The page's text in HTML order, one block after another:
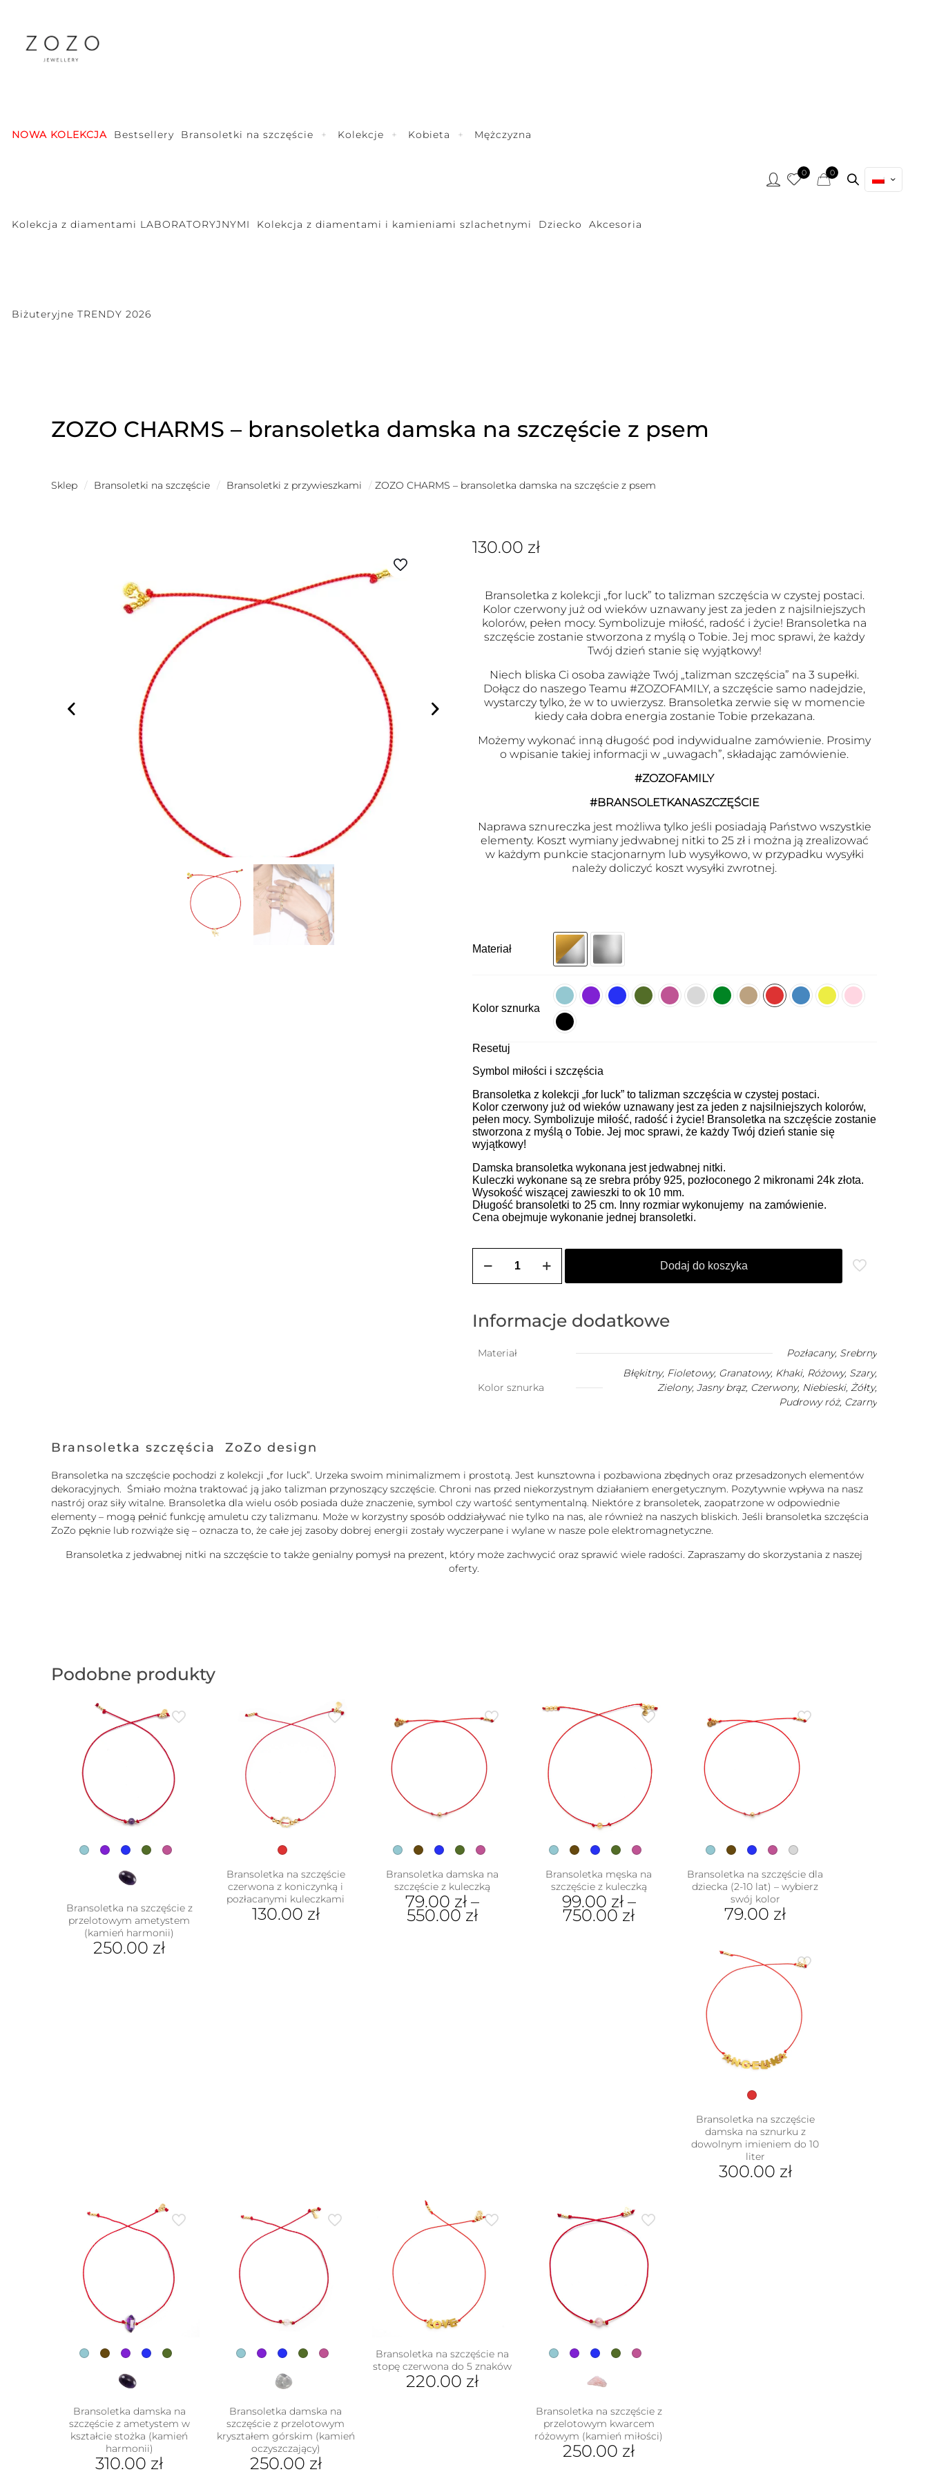
NOWA KOLEKCJA Bestsellery Bransoletki na szczęście Kolekcje Kobieta Mężczyzna
Kolekcja z diamentami LABORATORYJNYMI Kolekcja z diamentami i kamieniami szlachetnymi Dziecko Akcesoria
Biżuteryjne TRENDY 2026
0 0
ZOZO CHARMS – bransoletka damska na szczęście z psem
Sklep / Bransoletki na szczęście / Bransoletki z przywieszkami / ZOZO CHARMS – bransoletka damska na szczęście z psem
130.00 zł
Bransoletka z kolekcji „for luck” to talizman szczęścia w czystej postaci.
Kolor czerwony już od wieków uznawany jest za jeden z najsilniejszych
kolorów, pełen mocy. Symbolizuje miłość, radość i życie! Bransoletka na
szczęście zostanie stworzona z myślą o Tobie. Jej moc sprawi, że każdy
Twój dzień stanie się wyjątkowy!
Niech bliska Ci osoba zawiąże Twój „talizman szczęścia” na 3 supełki.
Dołącz do naszego Teamu #ZOZOFAMILY, a szczęście samo nadejdzie,
wystarczy tylko, że w to uwierzysz. Bransoletka zerwie się w momencie
kiedy cała dobra energia zostanie Tobie przekazana.
Możemy wykonać inną długość pod indywidualne zamówienie. Prosimy
o wpisanie takiej informacji w „uwagach”, składając zamówienie.
#ZOZOFAMILY
#BRANSOLETKANASZCZĘŚCIE
Naprawa sznureczka jest możliwa tylko jeśli posiadają Państwo wszystkie
elementy. Koszt wymiany jedwabnej nitki to 25 zł i można ją zrealizować
w każdym punkcie stacjonarnym lub wysyłkowo, w przypadku wysyłki
należy doliczyć koszt wysyłki zwrotnej.
Materiał
Kolor sznurka
Resetuj
Symbol miłości i szczęścia
Bransoletka z kolekcji „for luck” to talizman szczęścia w czystej postaci.
Kolor czerwony już od wieków uznawany jest za jeden z najsilniejszych kolorów,
pełen mocy. Symbolizuje miłość, radość i życie! Bransoletka na szczęście zostanie
stworzona z myślą o Tobie. Jej moc sprawi, że każdy Twój dzień stanie się
wyjątkowy!
Damska bransoletka wykonana jest jedwabnej nitki.
Kuleczki wykonane są ze srebra próby 925, pozłoconego 2 mikronami 24k złota.
Wysokość wiszącej zawieszki to ok 10 mm.
Długość bransoletki to 25 cm. Inny rozmiar wykonujemy na zamówienie.
Cena obejmuje wykonanie jednej bransoletki.
ZOZO
damska
na
Dodaj do koszyka
Informacje dodatkowe
Materiał Pozłacany, Srebrny
Kolor sznurka
Błękitny, Fioletowy, Granatowy, Khaki, Różowy, Szary,
Zielony, Jasny brąz, Czerwony, Niebieski, Żółty,
Pudrowy róż, Czarny
Bransoletka szczęścia ZoZo design
Bransoletka na szczęście pochodzi z kolekcji „for luck”. Urzeka swoim minimalizmem i prostotą. Jest kunsztowna i pozbawiona zbędnych oraz przesadzonych elementów
dekoracyjnych. Śmiało można traktować ją jako talizman przynoszący szczęście. Chroni nas przed niekorzystnym działaniem energetycznym. Pozytywnie wpływa na nasz
nastrój oraz siły witalne. Bransoletka dla wielu osób posiada duże znaczenie, symbol czy wartość sentymentalną. Niektóre z bransoletek, zaopatrzone w odpowiednie
elementy – mogą pełnić funkcję amuletu czy talizmanu. Może w korzystny sposób oddziaływać nie tylko na nas, ale również na naszych bliskich. Jeśli bransoletka szczęścia
ZoZo pęknie lub rozwiąże się – oznacza to, że całe jej zasoby dobrej energii zostały wyczerpane i wylane w nasze pole elektromagnetyczne.
Bransoletka z jedwabnej nitki na szczęście to także genialny pomysł na prezent, który może zachwycić oraz sprawić wiele radości. Zapraszamy do skorzystania z naszej
oferty.
Podobne produkty
Bransoletka na szczęście z
przelotowym ametystem
(kamień harmonii)
250.00 zł
Bransoletka na szczęście
czerwona z koniczynką i
pozłacanymi kuleczkami
130.00 zł
Bransoletka damska na
szczęście z kuleczką
79.00 zł –
550.00 zł
Bransoletka męska na
szczęście z kuleczką
99.00 zł–
750.00 zł
Bransoletka na szczęście dla
dziecka (2-10 lat) – wybierz
swój kolor
79.00 zł
ma
wiele
wariantów.
stronie
produktu
Bransoletka na szczęście
damska na sznurku z
dowolnym imieniem do 10
liter
300.00 zł
Bransoletka damska na
szczęście z ametystem w
kształcie stożka (kamień
harmonii)
310.00 zł
Bransoletka damska na
szczęście z przelotowym
kryształem górskim (kamień
oczyszczający)
250.00 zł
Bransoletka na szczęście na
stopę czerwona do 5 znaków
220.00 zł
Bransoletka na szczęście z
przelotowym kwarcem
różowym (kamień miłości)
250.00 zł